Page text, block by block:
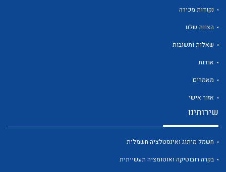
נקודות מכירה
הצוות שלנו
שאלות ותשובות
אודות
מאמרים
אזור אישי
שירותינו
חשמל מיתוג ואינסטלציה חשמלית
בקרה רובוטיקה ואוטומציה תעשייתית